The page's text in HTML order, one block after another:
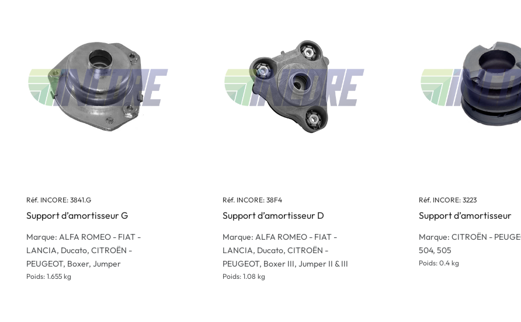
Réf. INCORE: 3841.G
Support d’amortisseur G
Marque: ALFA ROMEO - FIAT -
LANCIA, Ducato, CITROËN -
PEUGEOT, Boxer, Jumper
Poids: 1.655 kg
Réf. INCORE: 38F4
Support d’amortisseur D
Marque: ALFA ROMEO - FIAT -
LANCIA, Ducato, CITROËN -
PEUGEOT, Boxer III, Jumper II & III
Poids: 1.08 kg
Réf. INCORE: 3223
Support d’amortisseur
Marque: CITROËN -
504, 505
Poids: 0.4 kg